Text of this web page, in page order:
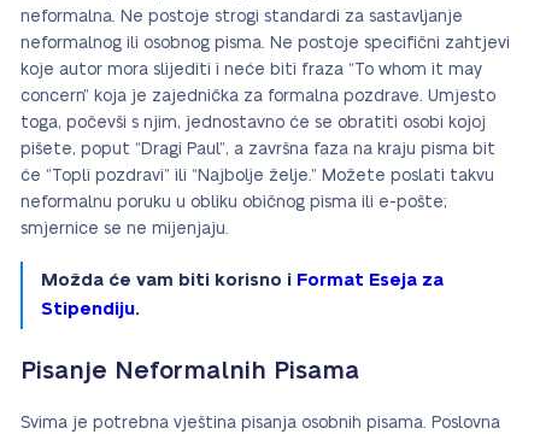
neformalna. Ne postoje strogi standardi za sastavljanje
neformalnog ili osobnog pisma. Ne postoje specifični zahtjevi
koje autor mora slijediti i neće biti fraza “To whom it may
concern” koja je zajednička za formalna pozdrave. Umjesto
toga, počevši s njim, jednostavno će se obratiti osobi kojoj
pišete, poput “Dragi Paul”, a završna faza na kraju pisma bit
će “Topli pozdravi” ili “Najbolje želje.” Možete poslati takvu
neformalnu poruku u obliku običnog pisma ili e-pošte;
smjernice se ne mijenjaju.
Možda će vam biti korisno i Format Eseja za
Stipendiju.
Pisanje Neformalnih Pisama
Svima je potrebna vještina pisanja osobnih pisama. Poslovna